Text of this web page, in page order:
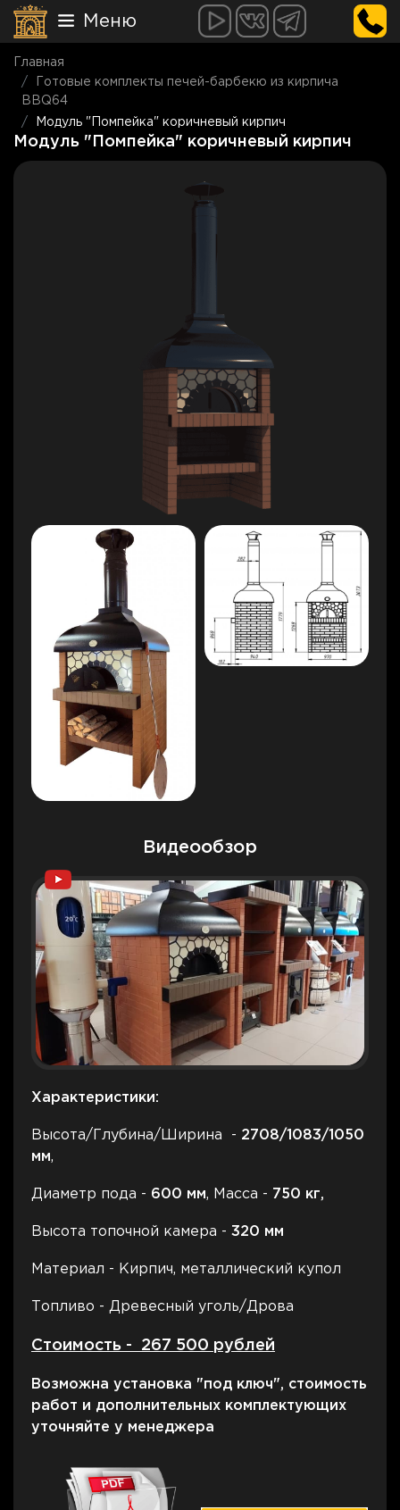
Меню
Главная
Готовые комплекты печей-барбекю из кирпича
BBQ64
Модуль "Помпейка" коричневый кирпич
Модуль "Помпейка" коричневый кирпич
Видеообзор
Характеристики:
Высота/Глубина/Ширина - 2708/1083/1050
мм,
Диаметр пода - 600 мм, Масса - 750 кг,
Высота топочной камера - 320 мм
Материал - Кирпич, металлический купол
Топливо - Древесный уголь/Дрова
Стоимость - 267 500 рублей
Возможна установка "под ключ", стоимость
работ и дополнительных комплектующих
уточняйте у менеджера